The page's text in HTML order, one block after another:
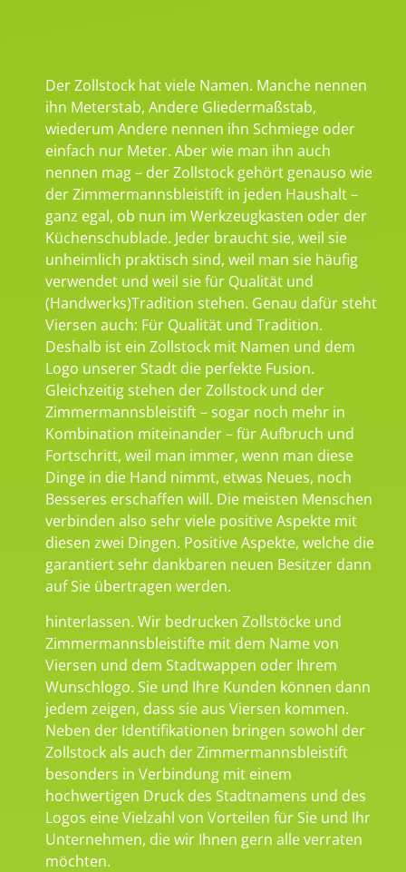
Der Zollstock hat viele Namen. Manche nennen
ihn Meterstab, Andere Gliedermaßstab,
wiederum Andere nennen ihn Schmiege oder
einfach nur Meter. Aber wie man ihn auch
nennen mag – der Zollstock gehört genauso wie
der Zimmermannsbleistift in jeden Haushalt –
ganz egal, ob nun im Werkzeugkasten oder der
Küchenschublade. Jeder braucht sie, weil sie
unheimlich praktisch sind, weil man sie häufig
verwendet und weil sie für Qualität und
(Handwerks)Tradition stehen. Genau dafür steht
Viersen auch: Für Qualität und Tradition.
Deshalb ist ein Zollstock mit Namen und dem
Logo unserer Stadt die perfekte Fusion.
Gleichzeitig stehen der Zollstock und der
Zimmermannsbleistift – sogar noch mehr in
Kombination miteinander – für Aufbruch und
Fortschritt, weil man immer, wenn man diese
Dinge in die Hand nimmt, etwas Neues, noch
Besseres erschaffen will. Die meisten Menschen
verbinden also sehr viele positive Aspekte mit
diesen zwei Dingen. Positive Aspekte, welche die
garantiert sehr dankbaren neuen Besitzer dann
auf Sie übertragen werden.
hinterlassen. Wir bedrucken Zollstöcke und
Zimmermannsbleistifte mit dem Name von
Viersen und dem Stadtwappen oder Ihrem
Wunschlogo. Sie und Ihre Kunden können dann
jedem zeigen, dass sie aus Viersen kommen.
Neben der Identifikationen bringen sowohl der
Zollstock als auch der Zimmermannsbleistift
besonders in Verbindung mit einem
hochwertigen Druck des Stadtnamens und des
Logos eine Vielzahl von Vorteilen für Sie und Ihr
Unternehmen, die wir Ihnen gern alle verraten
möchten.